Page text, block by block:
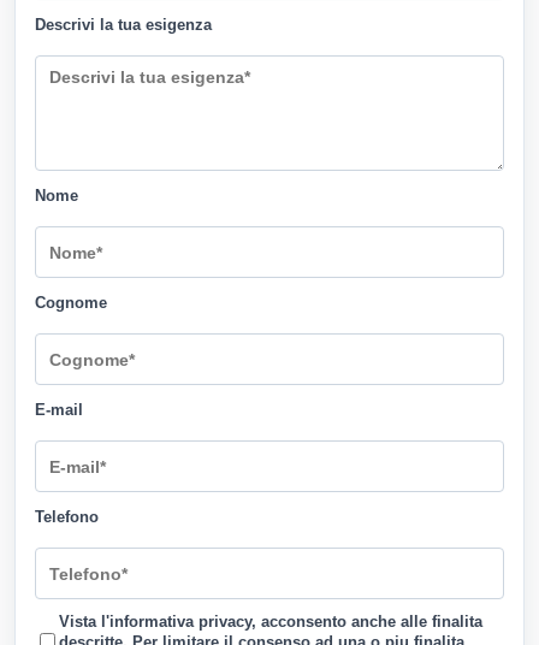
Descrivi la tua esigenza
Nome
Cognome
E-mail
Telefono
Vista l'informativa privacy, acconsento anche alle finalita